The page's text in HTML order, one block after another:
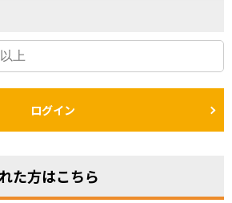
ログイン
た方はこちら